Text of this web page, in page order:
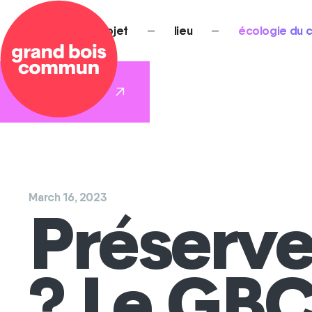
projet — lieu — écologie du
REJOINS-NOUS >
March 16, 2023